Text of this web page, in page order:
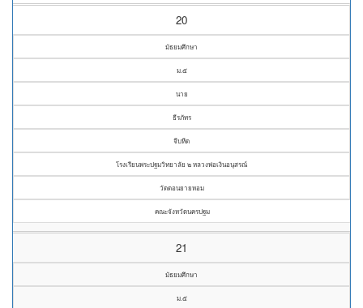
20
มัธยมศึกษา
ม.๕
นาย
ธีรภัทร
จีบหีด
โรงเรียนพระปฐมวิทยาลัย ๒ หลวงพ่อเงินอนุสรณ์
วัดดอนยายหอม
คณะจังหวัดนครปฐม
21
มัธยมศึกษา
ม.๕